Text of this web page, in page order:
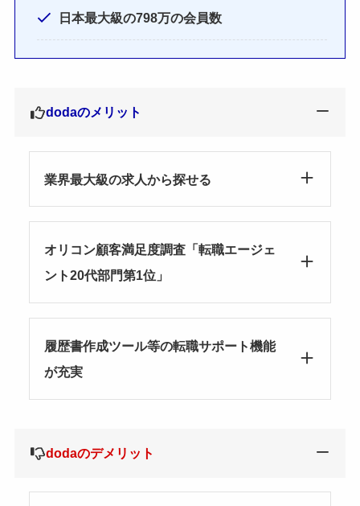
日本最大級の798万の会員数
dodaのメリット
業界最大級の求人から探せる
オリコン顧客満足度調査「転職エージェ
ント20代部門第1位」
履歴書作成ツール等の転職サポート機能
が充実
dodaのデメリット